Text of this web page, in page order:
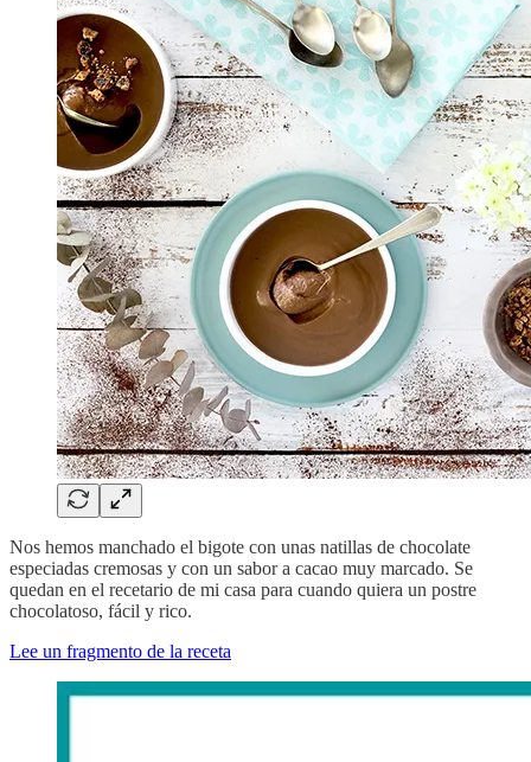
Nos hemos manchado el bigote con unas natillas de chocolate
especiadas cremosas y con un sabor a cacao muy marcado. Se
quedan en el recetario de mi casa para cuando quiera un postre
chocolatoso, fácil y rico.
Lee un fragmento de la receta